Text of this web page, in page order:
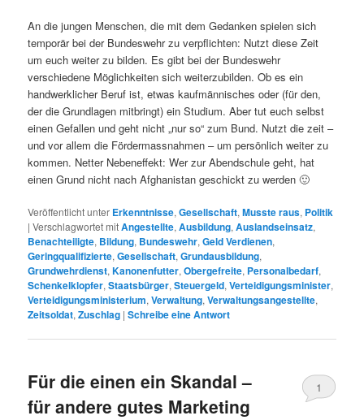
An die jungen Menschen, die mit dem Gedanken spielen sich
temporär bei der Bundeswehr zu verpflichten: Nutzt diese Zeit
um euch weiter zu bilden. Es gibt bei der Bundeswehr
verschiedene Möglichkeiten sich weiterzubilden. Ob es ein
handwerklicher Beruf ist, etwas kaufmännisches oder (für den,
der die Grundlagen mitbringt) ein Studium. Aber tut euch selbst
einen Gefallen und geht nicht „nur so“ zum Bund. Nutzt die zeit –
und vor allem die Fördermassnahmen – um persönlich weiter zu
kommen. Netter Nebeneffekt: Wer zur Abendschule geht, hat
einen Grund nicht nach Afghanistan geschickt zu werden 🙂
Veröffentlicht unter Erkenntnisse,Gesellschaft,Musste raus, Politik
|Verschlagwortet mitAngestellte,Ausbildung,Auslandseinsatz,
Benachteiligte, Bildung, Bundeswehr,Geld Verdienen,
Geringqualifizierte,Gesellschaft,Grundausbildung,
Grundwehrdienst,Kanonenfutter,Obergefreite, Personalbedarf,
Schenkelklopfer,Staatsbürger,Steuergeld,Verteidigungsminister,
Verteidigungsministerium,Verwaltung,Verwaltungsangestellte,
Zeitsoldat,Zuschlag |Schreibe eine Antwort
Für die einen ein Skandal –
für andere gutes Marketing
1